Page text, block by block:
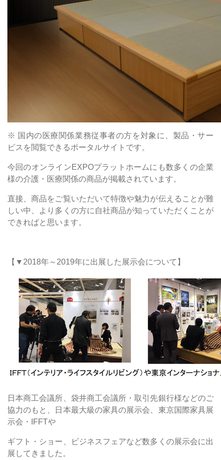
※ 国内の医療関係業務従事者の方を対象に、製品・サー
ビスを閲覧できるポータルサイトです。
今回のオンラインEXPOプラットホームにも数多くの企業
様の介護・医療関係の商品が掲載されています。
直接、商品をご覧いただいて特徴や魅力が伝えることが難
しい中、より多くの方に自社商品が知っていただくことが
できればと思います。
【▼2018年～2019年に出展した展示会について】
日本商工会議所、袋井商工会議所・取引先銀行様などのご
協力のもと、日本最大級の家具の展示会、東京国際家具展
示会・IFFTや
ギフト・ショー、ビジネスフェアなど数多くの展示会に出
展してきました。